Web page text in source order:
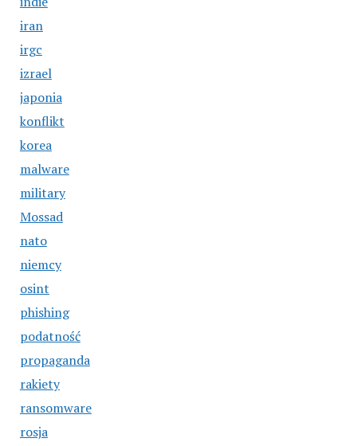
iran
irgc
izrael
japonia
konflikt
korea
malware
military
Mossad
nato
niemcy
osint
phishing
podatność
propaganda
rakiety
ransomware
rosja